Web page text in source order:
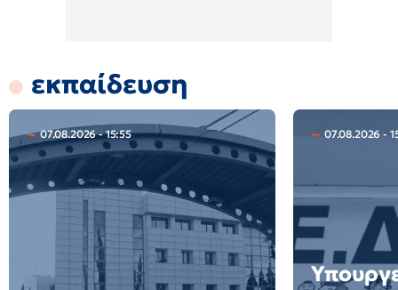
εκπαίδευση
07.08.2026 - 15:55 07.08.2026 -